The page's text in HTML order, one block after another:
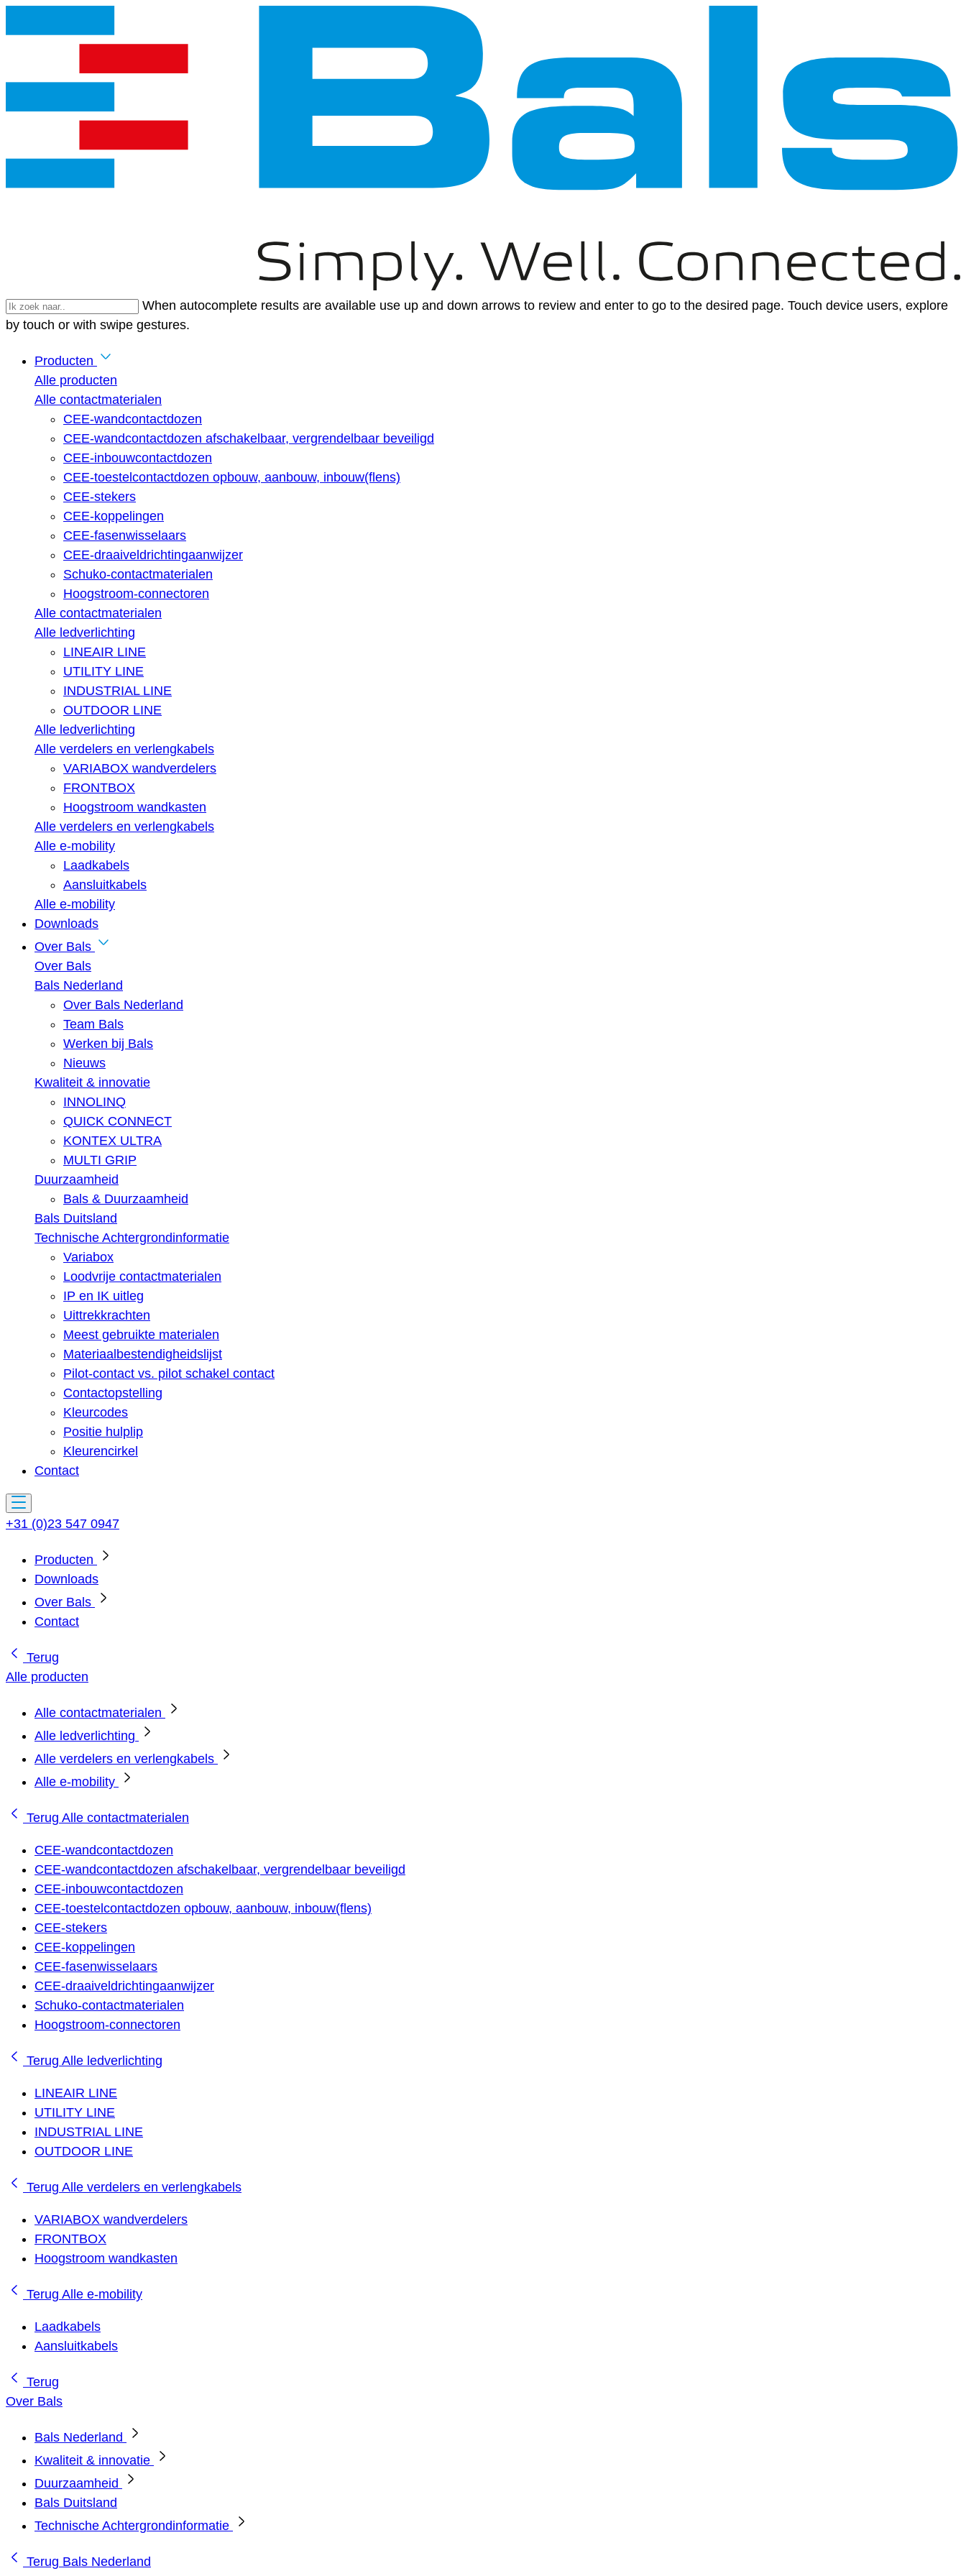
When autocomplete results are available use up and down arrows to review and enter to go to the desired page. Touch device users, explore
by touch or with swipe gestures.
Producten
Alle producten
Alle contactmaterialen
CEE-wandcontactdozen
CEE-wandcontactdozen afschakelbaar, vergrendelbaar beveiligd
CEE-inbouwcontactdozen
CEE-toestelcontactdozen opbouw, aanbouw, inbouw(flens)
CEE-stekers
CEE-koppelingen
CEE-fasenwisselaars
CEE-draaiveldrichtingaanwijzer
Schuko-contactmaterialen
Hoogstroom-connectoren
Alle contactmaterialen
Alle ledverlichting
LINEAIR LINE
UTILITY LINE
INDUSTRIAL LINE
OUTDOOR LINE
Alle ledverlichting
Alle verdelers en verlengkabels
VARIABOX wandverdelers
FRONTBOX
Hoogstroom wandkasten
Alle verdelers en verlengkabels
Alle e-mobility
Laadkabels
Aansluitkabels
Alle e-mobility
Downloads
Over Bals
Over Bals
Bals Nederland
Over Bals Nederland
Team Bals
Werken bij Bals
Nieuws
Kwaliteit & innovatie
INNOLINQ
QUICK CONNECT
KONTEX ULTRA
MULTI GRIP
Duurzaamheid
Bals & Duurzaamheid
Bals Duitsland
Technische Achtergrondinformatie
Variabox
Loodvrije contactmaterialen
IP en IK uitleg
Uittrekkrachten
Meest gebruikte materialen
Materiaalbestendigheidslijst
Pilot-contact vs. pilot schakel contact
Contactopstelling
Kleurcodes
Positie hulplip
Kleurencirkel
Contact
+31 (0)23 547 0947
Producten
Downloads
Over Bals
Contact
Terug
Alle producten
Alle contactmaterialen
Alle ledverlichting
Alle verdelers en verlengkabels
Alle e-mobility
Terug Alle contactmaterialen
CEE-wandcontactdozen
CEE-wandcontactdozen afschakelbaar, vergrendelbaar beveiligd
CEE-inbouwcontactdozen
CEE-toestelcontactdozen opbouw, aanbouw, inbouw(flens)
CEE-stekers
CEE-koppelingen
CEE-fasenwisselaars
CEE-draaiveldrichtingaanwijzer
Schuko-contactmaterialen
Hoogstroom-connectoren
Terug Alle ledverlichting
LINEAIR LINE
UTILITY LINE
INDUSTRIAL LINE
OUTDOOR LINE
Terug Alle verdelers en verlengkabels
VARIABOX wandverdelers
FRONTBOX
Hoogstroom wandkasten
Terug Alle e-mobility
Laadkabels
Aansluitkabels
Terug
Over Bals
Bals Nederland
Kwaliteit & innovatie
Duurzaamheid
Bals Duitsland
Technische Achtergrondinformatie
Terug Bals Nederland